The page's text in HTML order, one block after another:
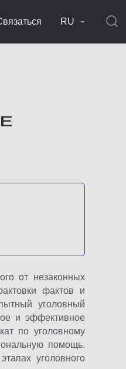
RU
от незаконных
фактов и
уголовный
и эффективное
по уголовному
помощь.
уголовного